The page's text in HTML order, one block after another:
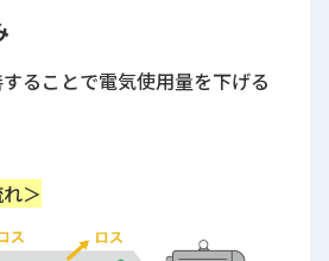
ることで電気使用量を下げる
＞